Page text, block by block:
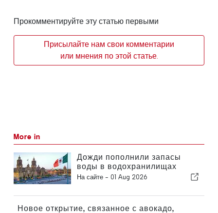
Прокомментируйте эту статью первыми
Присылайте нам свои комментарии
или мнения по этой статье.
More in
Дожди пополнили запасы
воды в водохранилищах
после продолжительной
На сайте - 01 Aug 2026
Новое открытие, связанное с авокадо,